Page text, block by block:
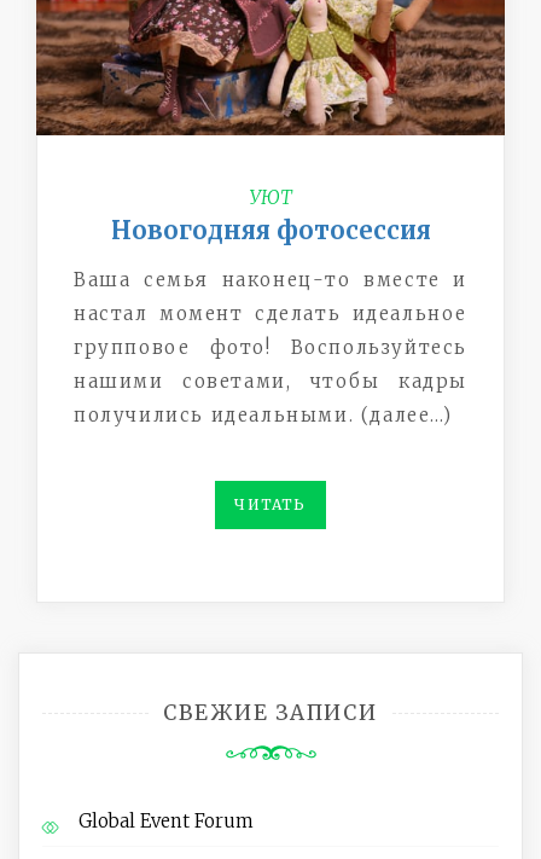
УЮТ
Новогодняя фотосессия
Ваша семья наконец-то вместе и
настал момент сделать идеальное
групповое фото! Воспользуйтесь
нашими советами, чтобы кадры
получились идеальными. (далее…)
ЧИТАТЬ
СВЕЖИЕ ЗАПИСИ
Global Event Forum